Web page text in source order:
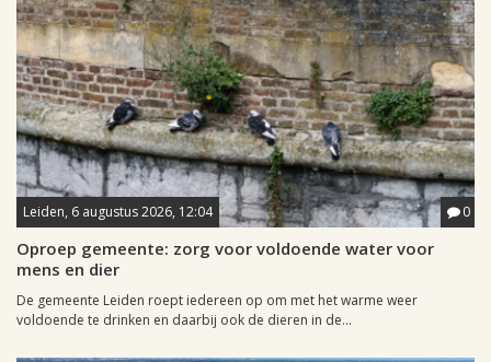
Leiden, 6 augustus 2026, 12:04 0
Oproep gemeente: zorg voor voldoende water voor
mens en dier
De gemeente Leiden roept iedereen op om met het warme weer
voldoende te drinken en daarbij ook de dieren in de...